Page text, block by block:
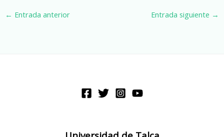
← Entrada anterior Entrada siguiente →